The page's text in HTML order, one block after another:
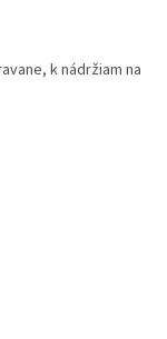
k nádržiam na